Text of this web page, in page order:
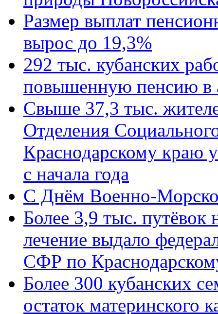
Размер выплат
вырос до 19,3%
292 тыс. кубанских
повышенную пенсию в
Свыше 37,3 тыс.
Отделения
Краснодарскому краю
с начала года
C Днём Военно-
Более 3,9 тыс. путёвок
лечение выдало
СФР по
Более 300 кубанских
остаток материнского